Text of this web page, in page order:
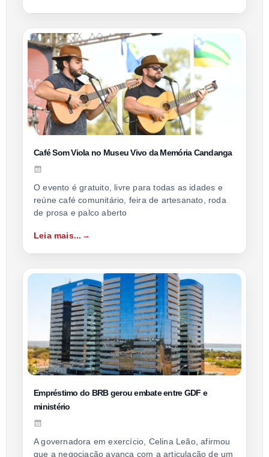
Café Som Viola no Museu Vivo da Memória Candanga
O evento é gratuito, livre para todas as idades e
reúne café comunitário, feira de artesanato, roda
de prosa e palco aberto
Leia mais...
Empréstimo do BRB gerou embate entre GDF e
ministério
A governadora em exercício, Celina Leão, afirmou
que a negociação avança com a articulação de um